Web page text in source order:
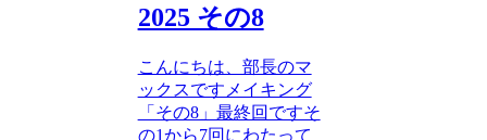
2025 その8
こんにちは、部長のマ
ックスですメイキング
「その8」最終回ですそ
の1から7回にわたって